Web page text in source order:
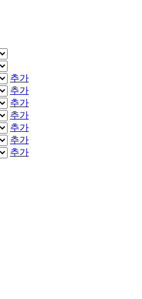
추가
추가
추가
추가
추가
추가
추가